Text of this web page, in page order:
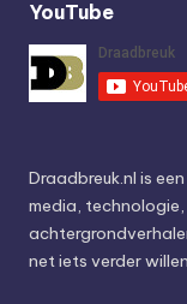
YouTube
Draadbreuk.nl is
media,
net iets verder